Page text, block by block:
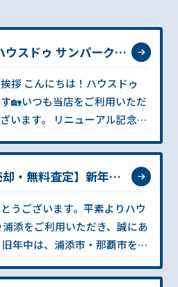
ウスドゥ サンパーク通
スドゥ
🏡いつも当店をご利用いただ
ューアル記念・
リニューアルを行い、日頃の
リニューアル記念・特別キャ
不動産
定」のご相談を多くいただく
く、より相談しやすい店舗を
アルを実施いたしました。
売るなら今がチャンス！ 今
却・無料査定】新年の
うございます。平素よりハウ
添をご利用いただき、誠にあ
切な不動産をお任せいただき